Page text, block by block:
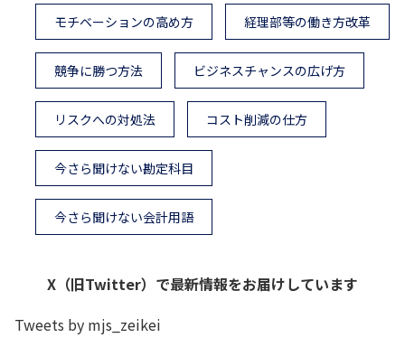
モチベーションの高め方 経理部等の働き方改革
競争に勝つ方法 ビジネスチャンスの広げ方
リスクへの対処法 コスト削減の仕方
今さら聞けない勘定科目
今さら聞けない会計用語
X（旧Twitter）で最新情報をお届けしています
Tweets by mjs_zeikei